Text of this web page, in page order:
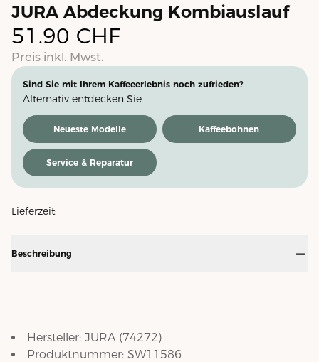
JURA Abdeckung Kombiauslauf
51.90 CHF
Preis inkl. Mwst.
Sind Sie mit Ihrem Kaffeeerlebnis noch zufrieden?
Alternativ entdecken Sie
Neueste Modelle Kaffeebohnen
Service & Reparatur
Lieferzeit:
Beschreibung
Hersteller: JURA (74272)
Produktnummer: SW11586